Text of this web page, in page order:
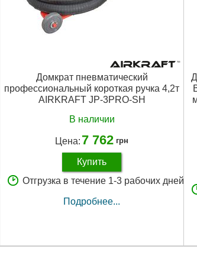
Домкрат пневматический
профессиональный короткая ручка 4,2т
AIRKRAFT JP-3PRO-SH
В наличии
Цена: 7 762 грн
Купить
Отгрузка в течение 1-3 рабочих дней
Подробнее...